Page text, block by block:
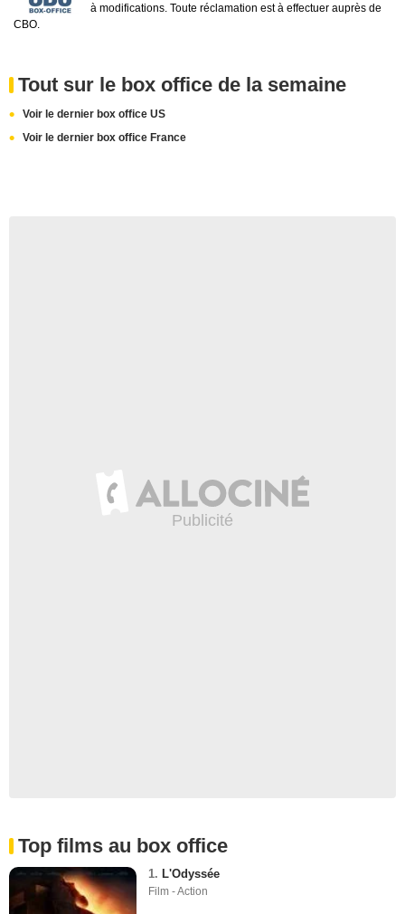
à modifications. Toute réclamation est à effectuer auprès de
CBO.
Tout sur le box office de la semaine
Voir le dernier box office US
Voir le dernier box office France
Top films au box office
1. L'Odyssée
Film - Action